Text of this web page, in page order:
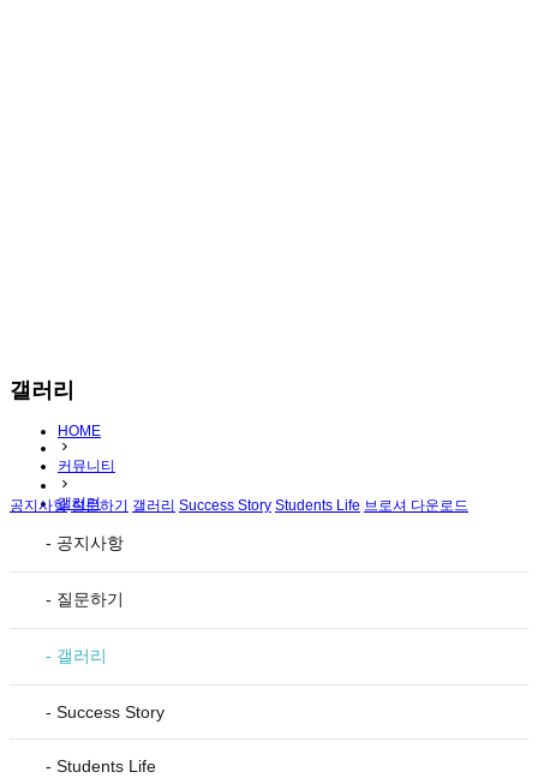
갤러리
HOME
커뮤니티
갤러리
공지사항 질문하기 갤러리 Success Story Students Life 브로셔 다운로드
- 공지사항
- 질문하기
- 갤러리
- Success Story
- Students Life